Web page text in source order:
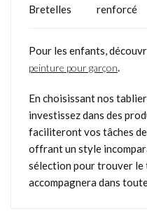
Bretelles
renforcé
Pour les enfants,
peinture pour garçon.
En choisissant nos
investissez dans des
faciliteront vos tâches
offrant un style
sélection pour trouver le
accompagnera dans